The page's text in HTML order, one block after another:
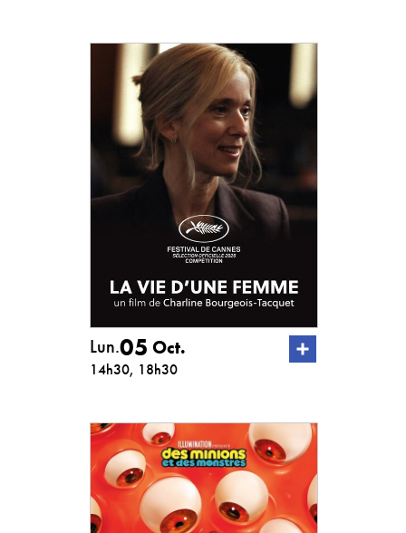
Lun.05 Oct.
14h30, 18h30